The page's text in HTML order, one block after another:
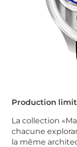
Production
La collection
chacune
la même